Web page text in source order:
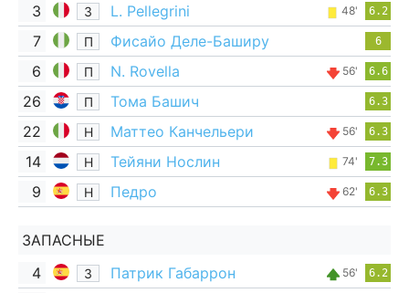
3 З L. Pellegrini 48' 6.2
7 П Фисайо Деле-Баширу 6
6 П N. Rovella 56' 6.6
26 П Тома Башич 6.3
22 Н Маттео Канчельери 56' 6.3
14 Н Тейяни Нослин 74' 7.3
9 Н Педро 62' 6.3
ЗАПАСНЫЕ
4
З Патрик Габаррон 56' 6.2